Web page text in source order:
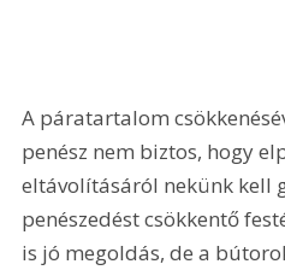
A páratartalom
penész nem biztos, hogy
eltávolításáról nekünk kell
penészedést csökkentő
is jó megoldás, de a